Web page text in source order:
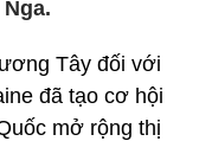
Tây đối với
đã tạo cơ hội
mở rộng thị